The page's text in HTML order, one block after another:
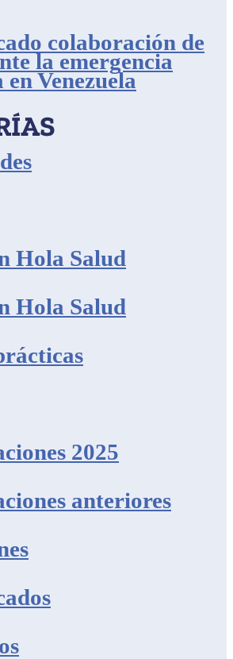
colaboración de
la emergencia
Venezuela
Hola Salud
Hola Salud
2025
anteriores